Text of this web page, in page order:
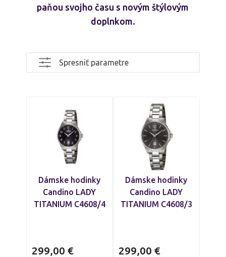
paňou svojho času s novým štýlovým
doplnkom.
Spresniť parametre
Dámske hodinky
Candino LADY
TITANIUM C4608/4
299,00 €
Dámske hodinky
Candino LADY
TITANIUM C4608/3
299,00 €